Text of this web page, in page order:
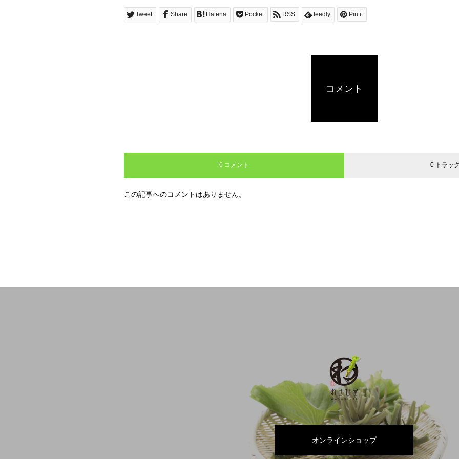
Tweet Share Hatena Pocket RSS feedly Pin it
コメント
0 コメント 0 トラッ
この記事へのコメントはありません。
オンラインショップ